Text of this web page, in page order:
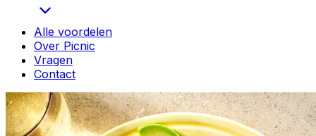
Alle voordelen
Over Picnic
Vragen
Contact